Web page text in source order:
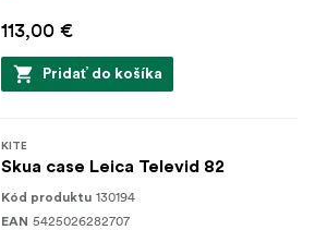
113,00 €
Pridať do košíka
KITE
Skua case Leica Televid 82
Kód produktu 130194
EAN 5425026282707